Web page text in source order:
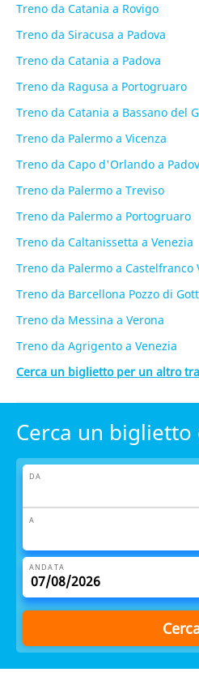
Treno da Catania a Rovigo
Treno da Siracusa a Padova
Treno da Catania a Padova
Treno da Ragusa a Portogruaro
Treno da Catania a Bassano del
Treno da Palermo a Vicenza
Treno da Capo d'Orlando a
Treno da Palermo a Treviso
Treno da Palermo a Portogruaro
Treno da Caltanissetta a Venezia
Treno da Palermo a Castelfranco
Treno da Barcellona Pozzo di
Treno da Messina a Verona
Treno da Agrigento a Venezia
Cerca un biglietto per un altro
Cerca un biglietto
DA
A
ANDATA